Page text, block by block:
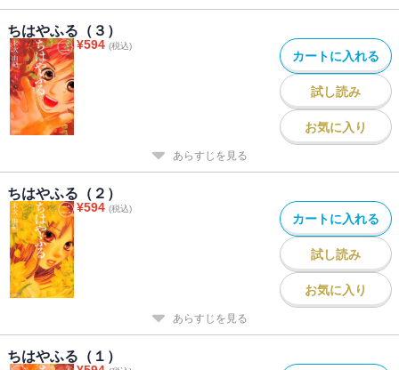
ちはやふる（３）
¥594 (税込)
カートに入れる
試し読み
お気に入り
あらすじを見る
ちはやふる（２）
¥594 (税込)
カートに入れる
試し読み
お気に入り
あらすじを見る
ちはやふる（１）